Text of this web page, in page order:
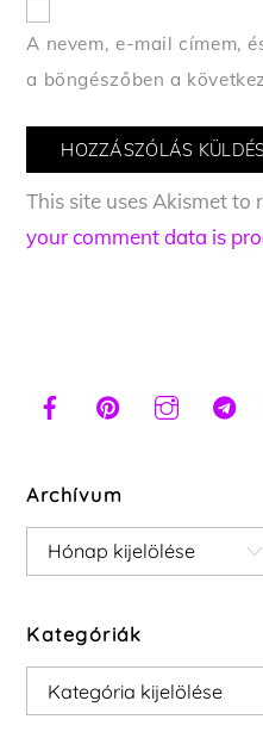
A nevem, e-mail címem,
a böngészőben a
This site uses Akismet to
your comment data is
Archívum
Archívum
Kategóriák
Kategóriák